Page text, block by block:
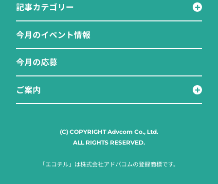
記事カテゴリー
今月のイベント情報
今月の応募
ご案内
(C) COPYRIGHT Advcom Co., Ltd.
ALL RIGHTS RESERVED.
「エコチル」は株式会社アドバコムの登録商標です。